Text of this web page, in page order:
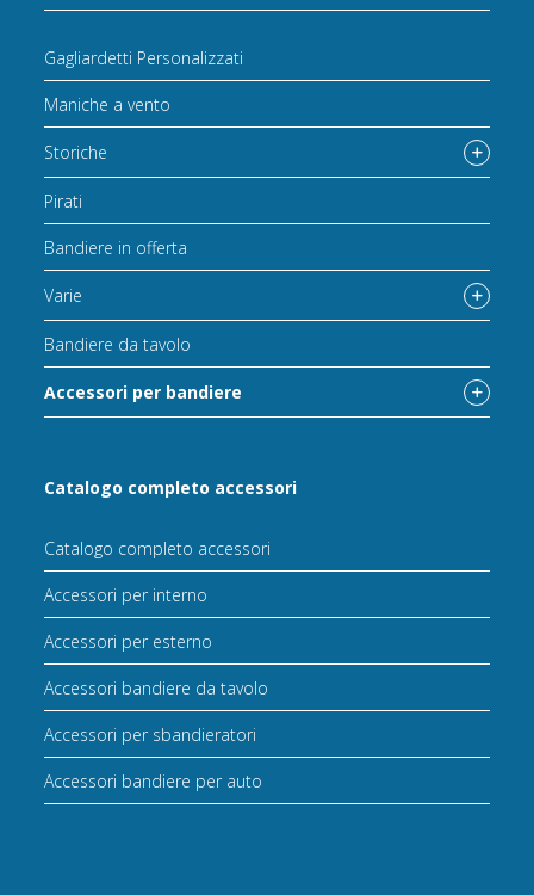
Gagliardetti Personalizzati
Maniche a vento
Storiche
Pirati
Bandiere in offerta
Varie
Bandiere da tavolo
Accessori per bandiere
Catalogo completo accessori
Catalogo completo accessori
Accessori per interno
Accessori per esterno
Accessori bandiere da tavolo
Accessori per sbandieratori
Accessori bandiere per auto